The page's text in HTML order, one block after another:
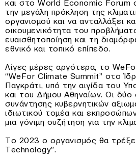
και στο World Economic Forum
την μεγάλη πρόκληση της
οργανισμού και να ανταλλάξει
οικουμενικότητα του
ευαισθητοποίηση και τη
εθνικό και τοπικό επίπεδο.
Λίγες μέρες αργότερα, το
“WeFor Climate Summit” στο
Παγκράτι, υπό την αιγίδα του
και του Δήμου Αθηναίων. Οι
συνάντησης κυβερνητικών
ιδιωτικού τομέα και
μια γόνιμη συζήτηση για την
Το 2023 ο οργανισμός θα
Technology”.